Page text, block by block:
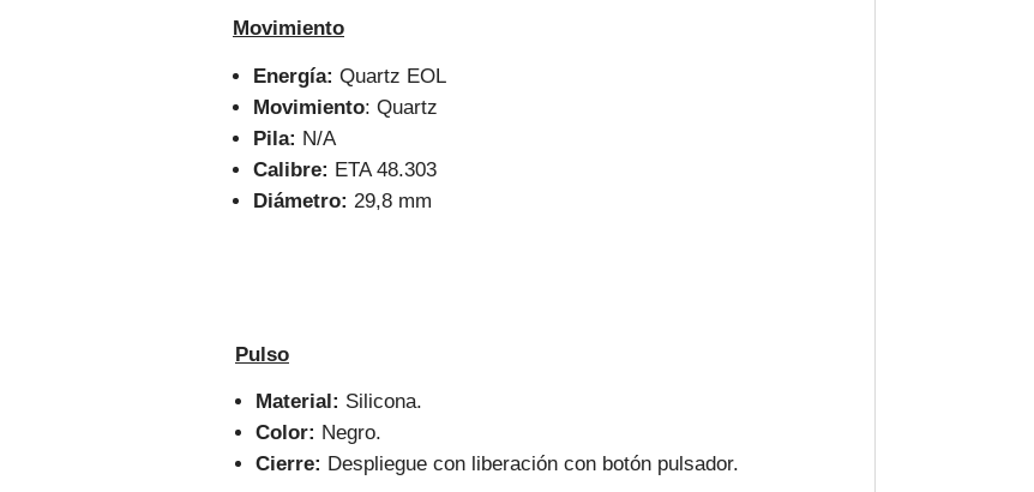
Movimiento
Energía: Quartz EOL
Movimiento: Quartz
Pila: N/A
Calibre: ETA 48.303
Diámetro: 29,8 mm
Pulso
Material: Silicona.
Color: Negro.
Cierre: Despliegue con liberación con botón pulsador.